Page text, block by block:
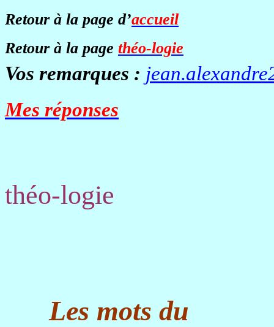
Retour à la page d’accueil
Retour à la page théo-logie
Vos remarques :
Mes réponses
théo-logie
Les mots du